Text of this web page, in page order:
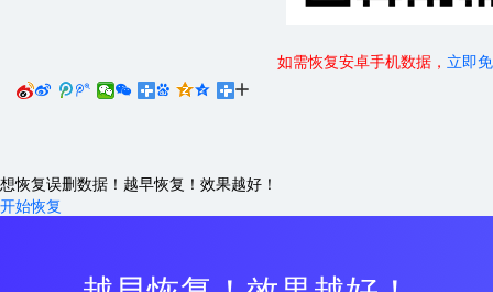
如需恢复安卓手机数据， 立即
     
想恢复误删数据！越早恢复！效果越好！
开始恢复